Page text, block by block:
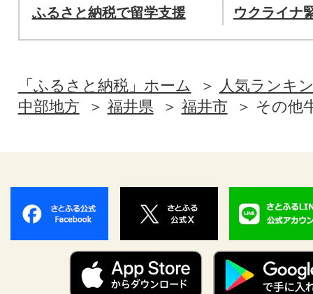
ふるさと納税で留学支援 ウクライナ
「ふるさと納税」ホーム
人気ランキ
中部地方
福井県 福井市 その他